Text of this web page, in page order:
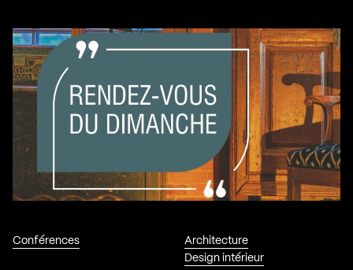
Conférences
Architecture
Design intérieur